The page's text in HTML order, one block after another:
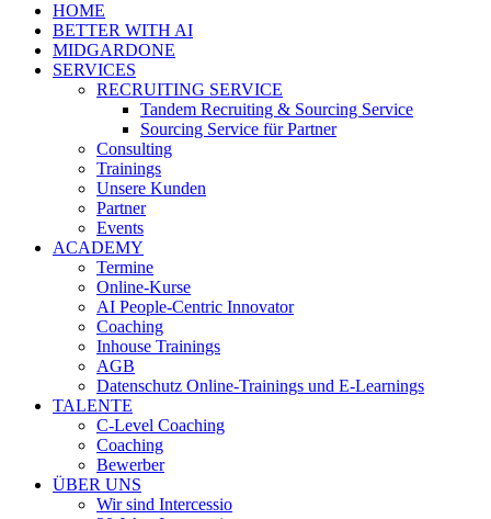
HOME
BETTER WITH AI
MIDGARDONE
SERVICES
RECRUITING SERVICE
Tandem Recruiting & Sourcing Service
Sourcing Service für Partner
Consulting
Trainings
Unsere Kunden
Partner
Events
ACADEMY
Termine
Online-Kurse
AI People-Centric Innovator
Coaching
Inhouse Trainings
AGB
Datenschutz Online-Trainings und E-Learnings
TALENTE
C-Level Coaching
Coaching
Bewerber
ÜBER UNS
Wir sind Intercessio